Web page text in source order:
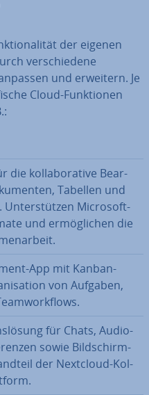
der eigenen
ver­schie­de­ne
und erweitern. Je
Cloud-Funk­tio­nen
die kol­la­bo­ra­ti­ve Be­ar­
Tabellen und
Un­ter­stüt­zen Microsoft-
und er­mög­li­chen die
App mit Kanban-
von Aufgaben,
für Chats, Audio-
sowie Bild­schirm­
der Nextcloud-Kol­